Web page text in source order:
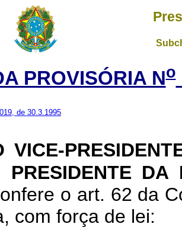
PROVISÓRIA No
de 30.3.1995
VICE-
PRESIDENTE DA
o art. 62 da
com força de lei: